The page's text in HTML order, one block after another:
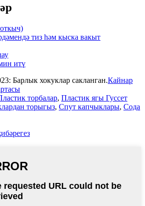
тиз һәм кыска вакыт
итү
Барлык хокуклар сакланган.Кайнар
торбалар, Пластик ягы Гуссет
торыгыз, Спут капчыклары, Сода